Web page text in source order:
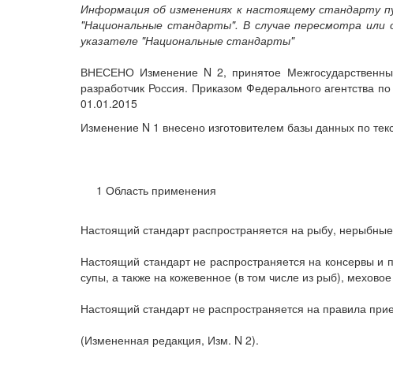
Информация об изменениях к настоящему стандарту
"Национальные стандарты". В случае пересмотра
указателе "Национальные стандарты"
ВНЕСЕНО Изменение N 2, принятое
разработчик Россия. Приказом Федерального агентства
01.01.2015
Изменение N 1 внесено изготовителем базы данных по
1 Область применения
Настоящий стандарт распространяется на рыбу,
Настоящий стандарт не распространяется на консервы
супы, а также на кожевенное (в том числе из рыб),
Настоящий стандарт не распространяется на правила
(Измененная редакция, Изм. N 2).